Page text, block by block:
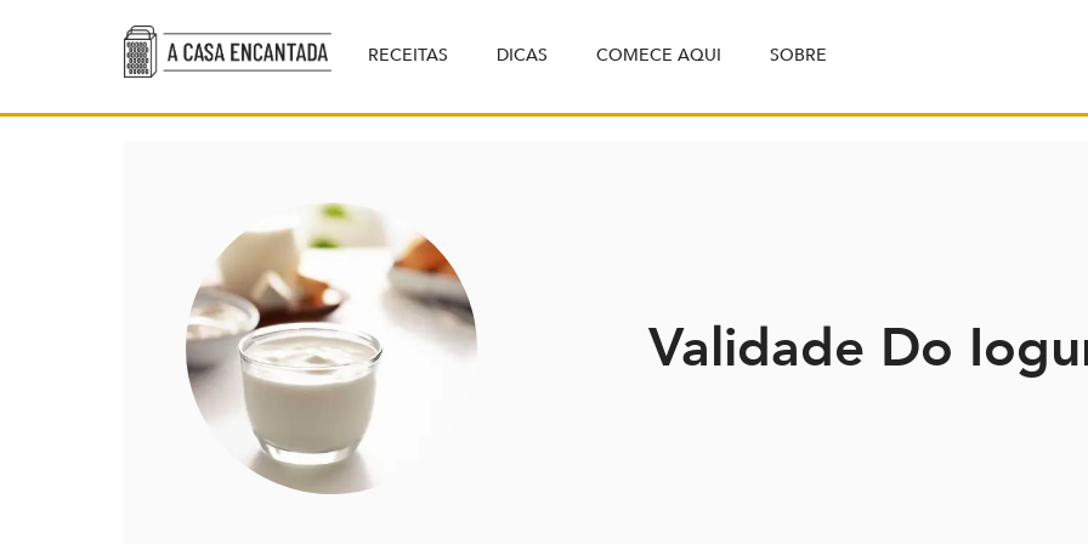
RECEITAS DICAS COMECE AQUI SOBRE
Validade Do